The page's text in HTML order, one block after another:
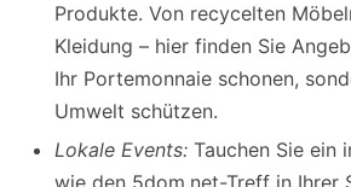
Produkte. Von recycelten
Kleidung – hier finden Sie
Ihr Portemonnaie schonen,
Umwelt schützen.
Lokale Events: Tauchen Sie ein
wie den 5dom.net-Treff in Ihrer